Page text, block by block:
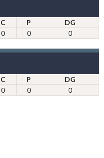
C P
DG
0 0 0
C P
DG
0 0 0